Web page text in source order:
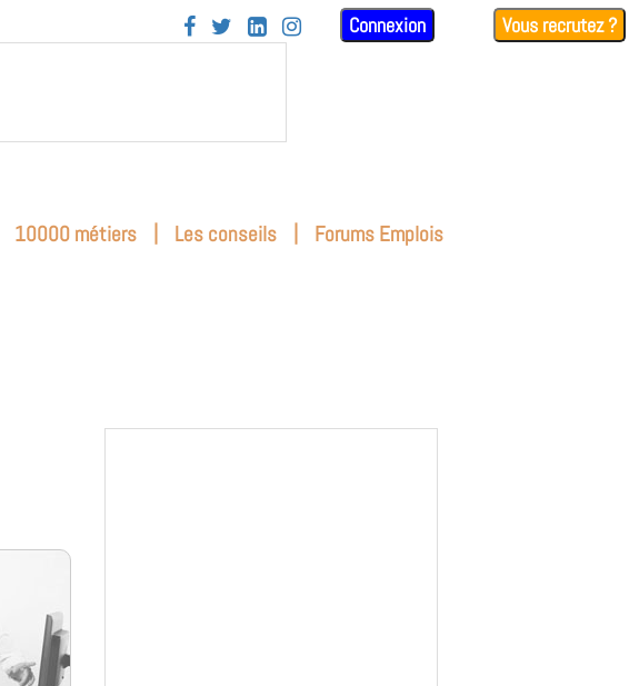
    Connexion Vous recrutez ?
10000 métiers | Les conseils | Forums Emplois